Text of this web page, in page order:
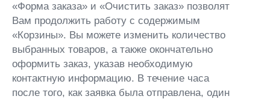
«Форма заказа» и «Очистить заказ» позволят
Вам продолжить работу с содержимым
«Корзины». Вы можете изменить количество
выбранных товаров, а также окончательно
оформить заказ, указав необходимую
контактную информацию. В течение часа
после того, как заявка была отправлена, один